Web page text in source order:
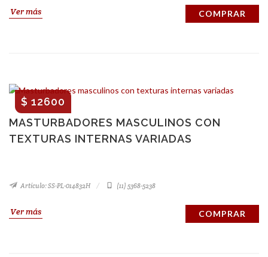
Ver más COMPRAR
MASTURBADORES MASCULINOS CON
TEXTURAS INTERNAS VARIADAS
$ 12600
Artículo: SS-PL-014832H (11) 5368-5238
Ver más COMPRAR